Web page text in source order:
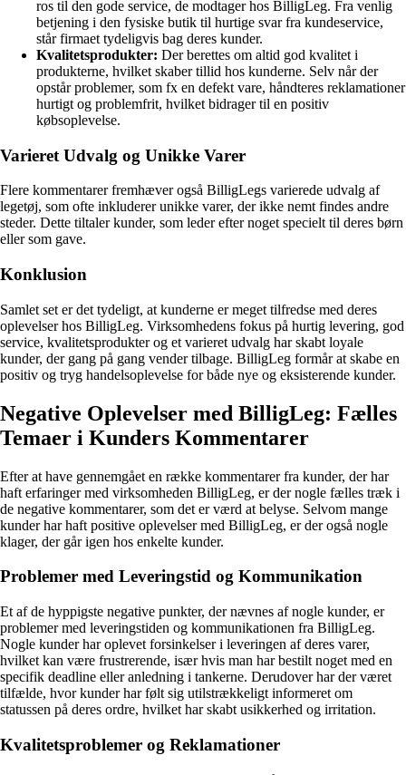
ros til den gode service, de modtager hos BilligLeg. Fra venlig
betjening i den fysiske butik til hurtige svar fra kundeservice,
står firmaet tydeligvis bag deres kunder.
Kvalitetsprodukter: Der berettes om altid god kvalitet i
produkterne, hvilket skaber tillid hos kunderne. Selv når der
opstår problemer, som fx en defekt vare, håndteres reklamationer
hurtigt og problemfrit, hvilket bidrager til en positiv
købsoplevelse.
Varieret Udvalg og Unikke Varer
Flere kommentarer fremhæver også BilligLegs varierede udvalg af
legetøj, som ofte inkluderer unikke varer, der ikke nemt findes andre
steder. Dette tiltaler kunder, som leder efter noget specielt til deres børn
eller som gave.
Konklusion
Samlet set er det tydeligt, at kunderne er meget tilfredse med deres
oplevelser hos BilligLeg. Virksomhedens fokus på hurtig levering, god
service, kvalitetsprodukter og et varieret udvalg har skabt loyale
kunder, der gang på gang vender tilbage. BilligLeg formår at skabe en
positiv og tryg handelsoplevelse for både nye og eksisterende kunder.
Negative Oplevelser med BilligLeg: Fælles
Temaer i Kunders Kommentarer
Efter at have gennemgået en række kommentarer fra kunder, der har
haft erfaringer med virksomheden BilligLeg, er der nogle fælles træk i
de negative kommentarer, som det er værd at belyse. Selvom mange
kunder har haft positive oplevelser med BilligLeg, er der også nogle
klager, der går igen hos enkelte kunder.
Problemer med Leveringstid og Kommunikation
Et af de hyppigste negative punkter, der nævnes af nogle kunder, er
problemer med leveringstiden og kommunikationen fra BilligLeg.
Nogle kunder har oplevet forsinkelser i leveringen af deres varer,
hvilket kan være frustrerende, især hvis man har bestilt noget med en
specifik deadline eller anledning i tankerne. Derudover har der været
tilfælde, hvor kunder har følt sig utilstrækkeligt informeret om
statussen på deres ordre, hvilket har skabt usikkerhed og irritation.
Kvalitetsproblemer og Reklamationer